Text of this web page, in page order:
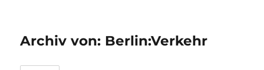
Archiv von: Berlin:Verkehr